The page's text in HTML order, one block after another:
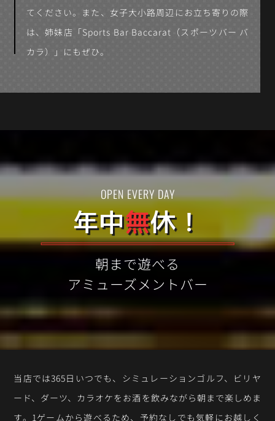
てください。また、女子大小路周辺にお立ち寄りの際
は、姉妹店「Sports Bar Baccarat（スポーツバー バ
カラ）」にもぜひ。
OPEN EVERY DAY
年中無休！
朝まで遊べる
アミューズメントバー
当店では365日いつでも、シミュレーションゴルフ、ビリヤ
ード、ダーツ、カラオケをお酒を飲みながら朝まで楽しめま
す。1ゲームから遊べるため、予約なしでも気軽にお越しく